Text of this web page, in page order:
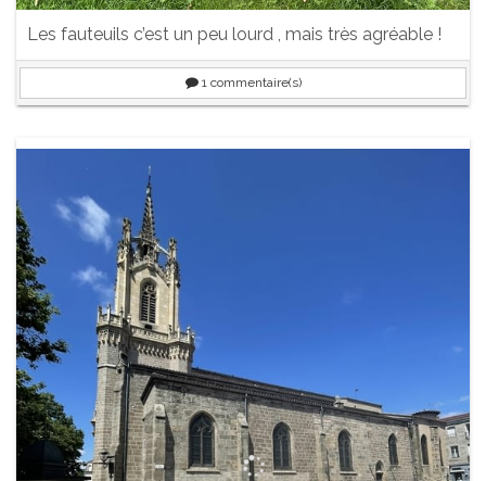
Les fauteuils c’est un peu lourd , mais très agréable !
1 commentaire(s)